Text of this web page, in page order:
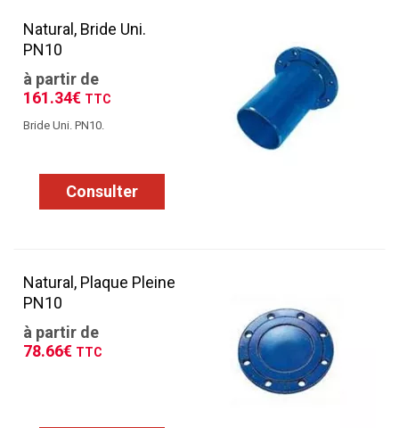
Natural, Bride Uni.
PN10
à partir de
161.34€ TTC
Bride Uni. PN10.
Consulter
Natural, Plaque Pleine
PN10
à partir de
78.66€ TTC